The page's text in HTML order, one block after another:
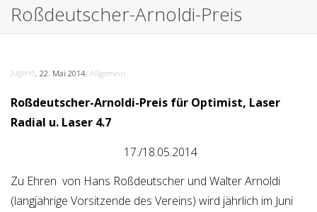
Roßdeutscher-Arnoldi-Preis
Jugend, 22. Mai 2014, Allgemein
Roßdeutscher-Arnoldi-Preis für Optimist, Laser
Radial u. Laser 4.7
17./18.05.2014
Zu Ehren von Hans Roßdeutscher und Walter Arnoldi
(langjährige Vorsitzende des Vereins) wird jährlich im Juni